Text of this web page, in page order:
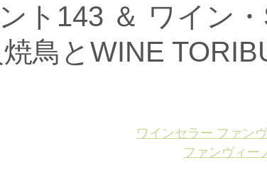
ト143 ＆ ワイン
鳥とWINE
ワインセラー ファン
ファンヴィー